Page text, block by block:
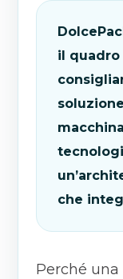
il
che
Perché